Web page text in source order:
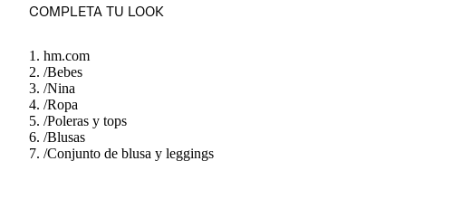
COMPLETA TU LOOK
hm.com
/Bebes
/Nina
/Ropa
/Poleras y tops
/Blusas
/Conjunto de blusa y leggings